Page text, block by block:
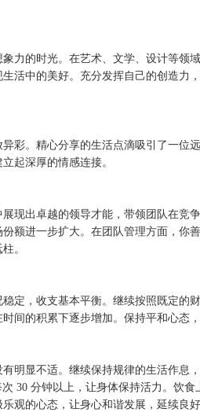
力的时光。在艺术、文学、设计等领
活中的美好。充分发挥自己的创造力
彩。精心分享的生活点滴吸引了一位
起深厚的情感连接。
现出卓越的领导才能，带领团队在竞
额进一步扩大。在团队管理方面，你
。
定，收支基本平衡。继续按照既定的
间的积累下逐步增加。保持平和心态
明显不适。继续保持规律的生活作息
30 分钟以上，让身体保持活力。饮
观的心态，让身心和谐发展，延续良好